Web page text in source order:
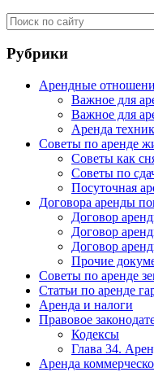
Рубрики
Арендные
Важное для
Важное для
Аренда
Советы по аренде
Советы как
Советы по
Посуточная
Договора аренды
Договор
Договор
Договор
Прочие
Советы по аренде
Статьи по аренде
Аренда и налоги
Правовое
Кодексы
Глава 34.
Аренда